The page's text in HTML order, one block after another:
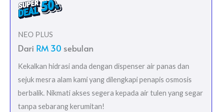
NEO PLUS
Dari RM 30 sebulan
Kekalkan hidrasi anda dengan dispenser air panas dan
sejuk mesra alam kami yang dilengkapi penapis osmosis
berbalik. Nikmati akses segera kepada air tulen yang segar
tanpa sebarang kerumitan!